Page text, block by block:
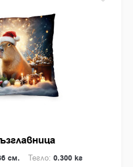
см. Тегло: 0.300 кг